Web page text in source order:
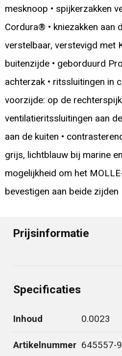
mesknoop • spijkerzakken
Cordura® • kniezakken aan
verstelbaar, verstevigd met
buitenzijde • geborduurd
achterzak • ritssluitingen in
voorzijde: op de
ventilatieritssluitingen aan
aan de kuiten •
grijs, lichtblauw bij marine
mogelijkheid om het
bevestigen aan beide zijden
Prijsinformatie
Specificaties
Inhoud 0.0023
Artikelnummer 645557-